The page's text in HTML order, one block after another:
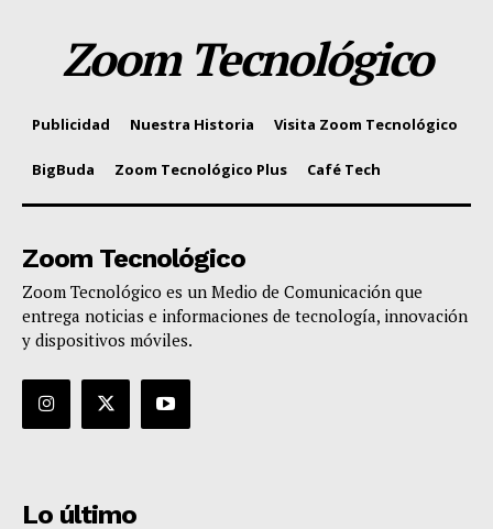
Zoom Tecnológico
Publicidad Nuestra Historia Visita Zoom Tecnológico
BigBuda Zoom Tecnológico Plus Café Tech
Zoom Tecnológico
Zoom Tecnológico es un Medio de Comunicación que
entrega noticias e informaciones de tecnología, innovación
y dispositivos móviles.
Lo último